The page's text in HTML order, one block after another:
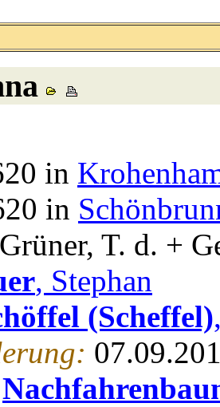
in
in
T. d. +
, Stephan
(Scheffel)